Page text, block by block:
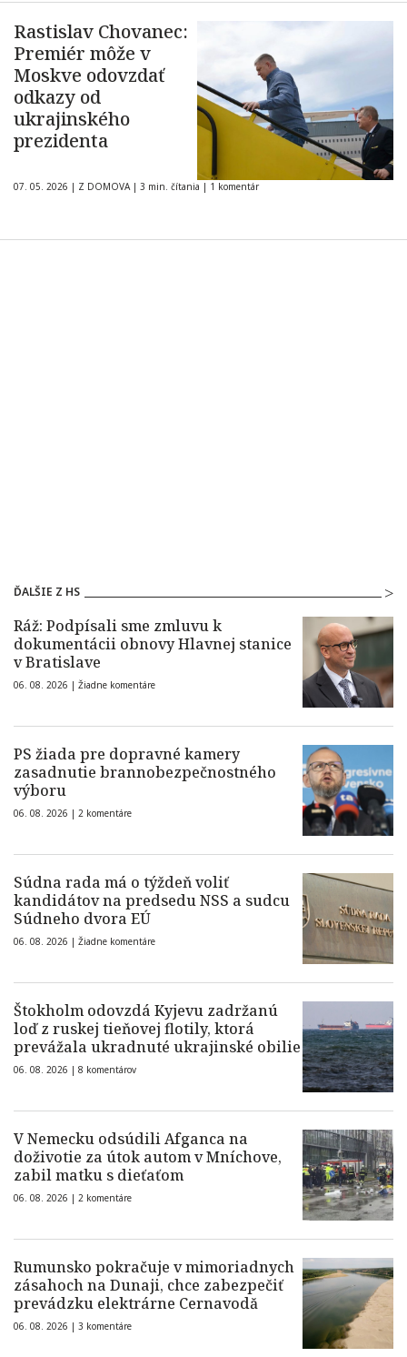
Rastislav Chovanec:
Premiér môže v
Moskve odovzdať
odkazy od
ukrajinského
prezidenta
07. 05. 2026 | Z DOMOVA | 3 min. čítania | 1 komentár
ĎALŠIE Z HS
Ráž: Podpísali sme zmluvu k
dokumentácii obnovy Hlavnej stanice
v Bratislave
06. 08. 2026 | Žiadne komentáre
PS žiada pre dopravné kamery
zasadnutie brannobezpečnostného
výboru
06. 08. 2026 | 2 komentáre
Súdna rada má o týždeň voliť
kandidátov na predsedu NSS a sudcu
Súdneho dvora EÚ
06. 08. 2026 | Žiadne komentáre
Štokholm odovzdá Kyjevu zadržanú
loď z ruskej tieňovej flotily, ktorá
prevážala ukradnuté ukrajinské obilie
06. 08. 2026 | 8 komentárov
V Nemecku odsúdili Afganca na
doživotie za útok autom v Mníchove,
zabil matku s dieťaťom
06. 08. 2026 | 2 komentáre
Rumunsko pokračuje v mimoriadnych
zásahoch na Dunaji, chce zabezpečiť
prevádzku elektrárne Cernavodă
06. 08. 2026 | 3 komentáre